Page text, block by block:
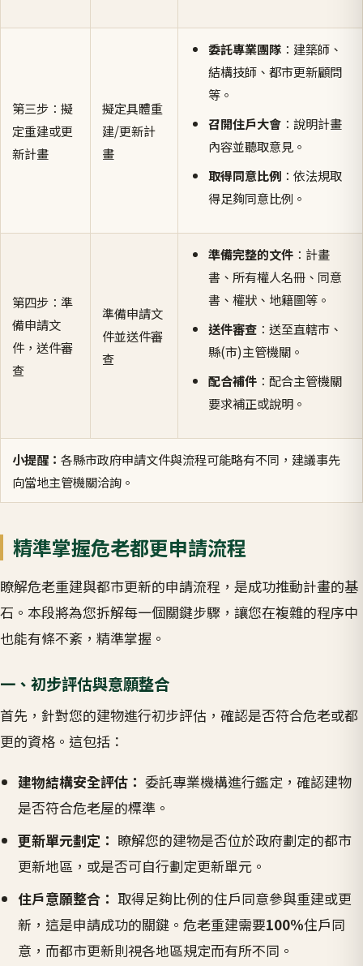
第三步：擬
定重建或更
新計畫
擬定具體重
建/更新計
畫
委託專業團隊：建築師、
結構技師、都市更新顧問
等。
召開住戶大會：說明計畫
內容並聽取意見。
取得同意比例：依法規取
得足夠同意比例。
第四步：準
備申請文
件，送件審
查
準備申請文
件並送件審
查
準備完整的文件：計畫
書、所有權人名冊、同意
書、權狀、地籍圖等。
送件審查：送至直轄市、
縣(市)主管機關。
配合補件：配合主管機關
要求補正或說明。
小提醒：各縣市政府申請文件與流程可能略有不同，建議事先
向當地主管機關洽詢。
精準掌握危老都更申請流程
瞭解危老重建與都市更新的申請流程，是成功推動計畫的基
石。本段將為您拆解每一個關鍵步驟，讓您在複雜的程序中
也能有條不紊，精準掌握。
一、初步評估與意願整合
首先，針對您的建物進行初步評估，確認是否符合危老或都
更的資格。這包括：
建物結構安全評估： 委託專業機構進行鑑定，確認建物
是否符合危老屋的標準。
更新單元劃定： 瞭解您的建物是否位於政府劃定的都市
更新地區，或是否可自行劃定更新單元。
住戶意願整合： 取得足夠比例的住戶同意參與重建或更
新，這是申請成功的關鍵。危老重建需要100%住戶同
意，而都市更新則視各地區規定而有所不同。